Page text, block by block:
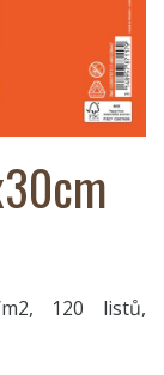
120 listů,